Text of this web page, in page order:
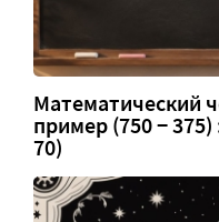
Математический
пример (750 − 375)
70)